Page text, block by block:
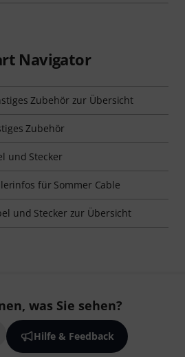
Navigator
Zubehör zur Übersicht
Zubehör
und Stecker
für Sommer Cable
und Stecker zur Übersicht
was Sie sehen?
Hilfe & Feedback